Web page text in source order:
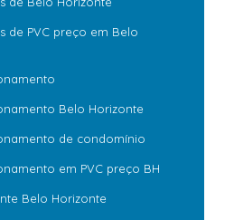
de PVC preço em Belo
Belo Horizonte
de condomínio
em PVC preço BH
Belo Horizonte